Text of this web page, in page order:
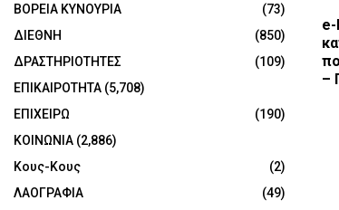
–
ΒΟΡΕΙΑ ΚΥΝΟΥΡΙΑ
(73)
ΔΙΕΘΝΗ
(850)
ΔΡΑΣΤΗΡΙΟΤΗΤΕΣ
(109)
ΕΠΙΚΑΙΡΟΤΗΤΑ (5,708)
ΕΠΙΧΕΙΡΩ
(190)
ΚΟΙΝΩΝΙΑ (2,886)
Κους-Κους
(2)
ΛΑΟΓΡΑΦΙΑ
(49)